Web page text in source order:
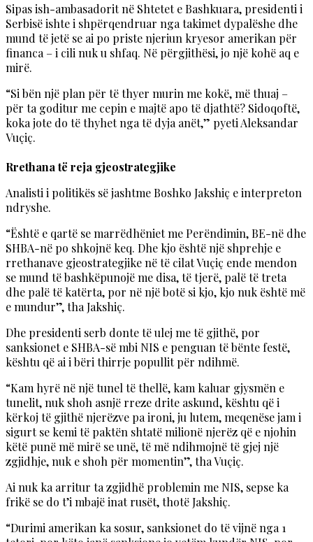
Sipas ish-ambasadorit në Shtetet e Bashkuara, presidenti i
Serbisë ishte i shpërqendruar nga takimet dypalëshe dhe
mund të jetë se ai po priste njeriun kryesor amerikan për
financa – i cili nuk u shfaq. Në përgjithësi, jo një kohë aq e
mirë.
“Si bën një plan për të thyer murin me kokë, më thuaj –
për ta goditur me cepin e majtë apo të djathtë? Sidoqoftë,
koka jote do të thyhet nga të dyja anët,” pyeti Aleksandar
Vuçiç.
Rrethana të reja gjeostrategjike
Analisti i politikës së jashtme Boshko Jakshiç e interpreton
ndryshe.
“Është e qartë se marrëdhëniet me Perëndimin, BE-në dhe
SHBA-në po shkojnë keq. Dhe kjo është një shprehje e
rrethanave gjeostrategjike në të cilat Vuçiç ende mendon
se mund të bashkëpunojë me disa, të tjerë, palë të treta
dhe palë të katërta, por në një botë si kjo, kjo nuk është më
e mundur”, tha Jakshiç.
Dhe presidenti serb donte të ulej me të gjithë, por
sanksionet e SHBA-së mbi NIS e penguan të bënte festë,
kështu që ai i bëri thirrje popullit për ndihmë.
“Kam hyrë në një tunel të thellë, kam kaluar gjysmën e
tunelit, nuk shoh asnjë rreze drite askund, kështu që i
kërkoj të gjithë njerëzve pa ironi, ju lutem, meqenëse jam i
sigurt se kemi të paktën shtatë milionë njerëz që e njohin
këtë punë më mirë se unë, të më ndihmojnë të gjej një
zgjidhje, nuk e shoh për momentin”, tha Vuçiç.
Ai nuk ka arritur ta zgjidhë problemin me NIS, sepse ka
frikë se do t’i mbajë inat rusët, thotë Jakshiç.
“Durimi amerikan ka sosur, sanksionet do të vijnë nga 1